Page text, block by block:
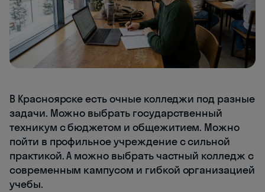
В Красноярске есть очные колледжи под разные
задачи. Можно выбрать государственный
техникум с бюджетом и общежитием. Можно
пойти в профильное учреждение с сильной
практикой. А можно выбрать частный колледж с
современным кампусом и гибкой организацией
учебы.